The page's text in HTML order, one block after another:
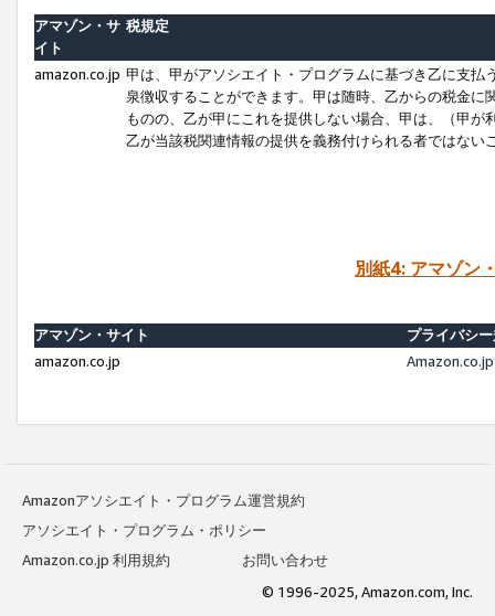
アマゾン・サ
イト
税規定
amazon.co.jp 甲は、甲がアソシエイト・プログラムに基づき乙に支
泉徴収することができます。甲は随時、乙からの税金
ものの、乙が甲にこれを提供しない場合、甲は、（甲
乙が当該税関連情報の提供を義務付けられる者ではな
別紙4: アマゾン
アマゾン・サイト
プライバシ
amazon.co.jp
Amazonアソシエイト・プログラム運営規約
アソシエイト・プログラム・ポリシー
Amazon.co.jp 利用規約
お問い合わせ
© 1996-2025, Amazon.com, Inc.